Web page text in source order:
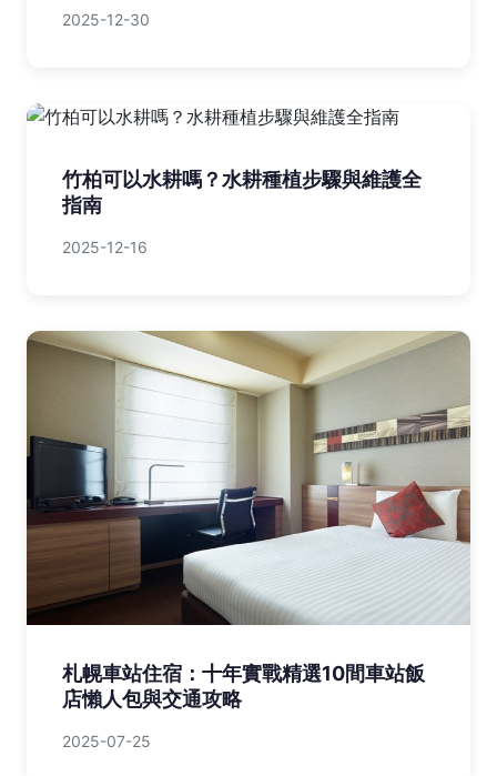
2025-12-30
竹柏可以水耕嗎？水耕種植步驟與維護全
指南
2025-12-16
札幌車站住宿：十年實戰精選10間車站飯
店懶人包與交通攻略
2025-07-25